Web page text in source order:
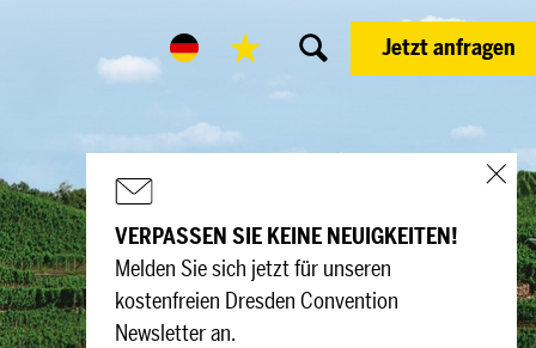
Jetzt anfragen
VERPASSEN SIE KEINE NEUIGKEITEN!
Melden Sie sich jetzt für unseren
kostenfreien Dresden Convention
Newsletter an.